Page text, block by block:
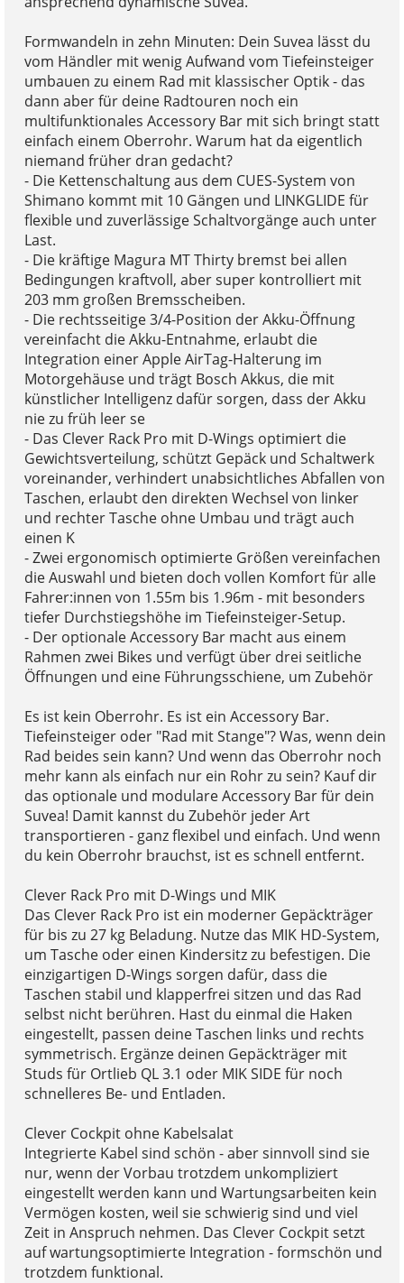
Formwandeln in zehn Minuten: Dein Suvea lässt du
vom Händler mit wenig Aufwand vom Tiefeinsteiger
umbauen zu einem Rad mit klassischer Optik - das
dann aber für deine Radtouren noch ein
multifunktionales Accessory Bar mit sich bringt statt
einfach einem Oberrohr. Warum hat da eigentlich
niemand früher dran gedacht?
- Die Kettenschaltung aus dem CUES-System von
Shimano kommt mit 10 Gängen und LINKGLIDE für
flexible und zuverlässige Schaltvorgänge auch unter
Last.
- Die kräftige Magura MT Thirty bremst bei allen
Bedingungen kraftvoll, aber super kontrolliert mit
203 mm großen Bremsscheiben.
- Die rechtsseitige 3/4-Position der Akku-Öffnung
vereinfacht die Akku-Entnahme, erlaubt die
Integration einer Apple AirTag-Halterung im
Motorgehäuse und trägt Bosch Akkus, die mit
künstlicher Intelligenz dafür sorgen, dass der Akku
nie zu früh leer se
- Das Clever Rack Pro mit D-Wings optimiert die
Gewichtsverteilung, schützt Gepäck und Schaltwerk
voreinander, verhindert unabsichtliches Abfallen von
Taschen, erlaubt den direkten Wechsel von linker
und rechter Tasche ohne Umbau und trägt auch
einen K
- Zwei ergonomisch optimierte Größen vereinfachen
die Auswahl und bieten doch vollen Komfort für alle
Fahrer:innen von 1.55m bis 1.96m - mit besonders
tiefer Durchstiegshöhe im Tiefeinsteiger-Setup.
- Der optionale Accessory Bar macht aus einem
Rahmen zwei Bikes und verfügt über drei seitliche
Öffnungen und eine Führungsschiene, um Zubehör
Es ist kein Oberrohr. Es ist ein Accessory Bar.
Tiefeinsteiger oder "Rad mit Stange"? Was, wenn dein
Rad beides sein kann? Und wenn das Oberrohr noch
mehr kann als einfach nur ein Rohr zu sein? Kauf dir
das optionale und modulare Accessory Bar für dein
Suvea! Damit kannst du Zubehör jeder Art
transportieren - ganz flexibel und einfach. Und wenn
du kein Oberrohr brauchst, ist es schnell entfernt.
Clever Rack Pro mit D-Wings und MIK
Das Clever Rack Pro ist ein moderner Gepäckträger
für bis zu 27 kg Beladung. Nutze das MIK HD-System,
um Tasche oder einen Kindersitz zu befestigen. Die
einzigartigen D-Wings sorgen dafür, dass die
Taschen stabil und klapperfrei sitzen und das Rad
selbst nicht berühren. Hast du einmal die Haken
eingestellt, passen deine Taschen links und rechts
symmetrisch. Ergänze deinen Gepäckträger mit
Studs für Ortlieb QL 3.1 oder MIK SIDE für noch
schnelleres Be- und Entladen.
Clever Cockpit ohne Kabelsalat
Integrierte Kabel sind schön - aber sinnvoll sind sie
nur, wenn der Vorbau trotzdem unkompliziert
eingestellt werden kann und Wartungsarbeiten kein
Vermögen kosten, weil sie schwierig sind und viel
Zeit in Anspruch nehmen. Das Clever Cockpit setzt
auf wartungsoptimierte Integration - formschön und
trotzdem funktional.